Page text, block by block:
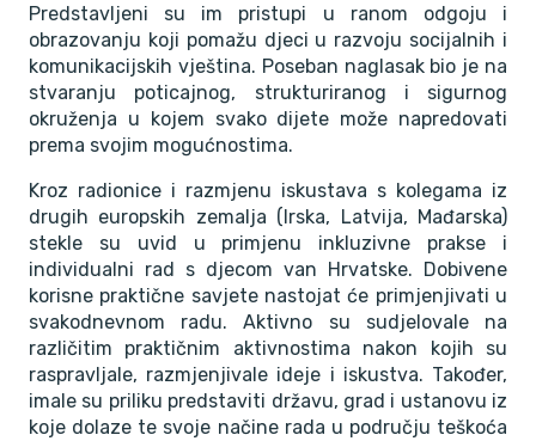
Predstavljeni su im pristupi u ranom odgoju i
obrazovanju koji pomažu djeci u razvoju socijalnih i
komunikacijskih vještina. Poseban naglasak bio je na
stvaranju poticajnog, strukturiranog i sigurnog
okruženja u kojem svako dijete može napredovati
prema svojim mogućnostima.
Kroz radionice i razmjenu iskustava s kolegama iz
drugih europskih zemalja (Irska, Latvija, Mađarska)
stekle su uvid u primjenu inkluzivne prakse i
individualni rad s djecom van Hrvatske. Dobivene
korisne praktične savjete nastojat će primjenjivati u
svakodnevnom radu. Aktivno su sudjelovale na
različitim praktičnim aktivnostima nakon kojih su
raspravljale, razmjenjivale ideje i iskustva. Također,
imale su priliku predstaviti državu, grad i ustanovu iz
koje dolaze te svoje načine rada u području teškoća